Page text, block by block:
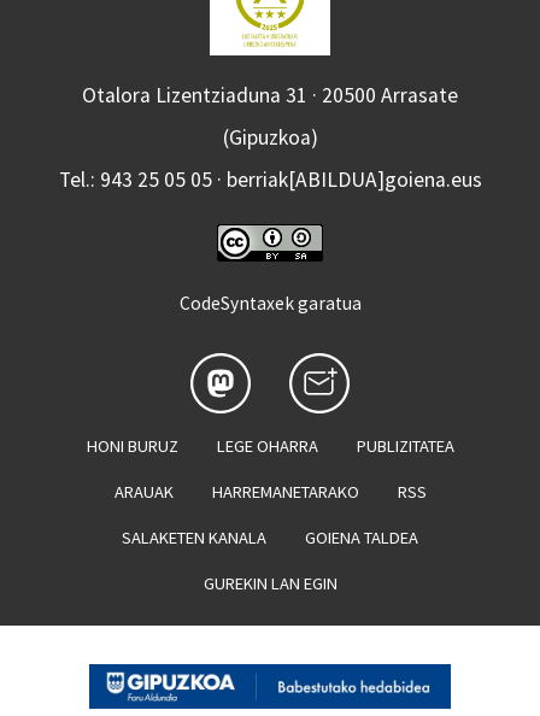
Otalora Lizentziaduna 31 · 20500 Arrasate
(Gipuzkoa)
Tel.: 943 25 05 05 · berriak[ABILDUA]goiena.eus
CodeSyntaxek garatua
HONI BURUZ LEGE OHARRA PUBLIZITATEA
ARAUAK HARREMANETARAKO RSS
SALAKETEN KANALA GOIENA TALDEA
GUREKIN LAN EGIN